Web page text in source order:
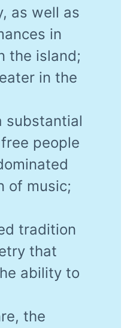
as well as
in
the island;
in the
substantial
people
of music;
tradition
that
ability to
the